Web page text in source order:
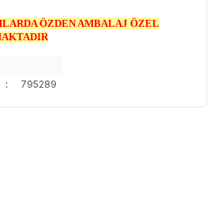
ÖZDEN AMBALAJ ÖZEL
: 795289